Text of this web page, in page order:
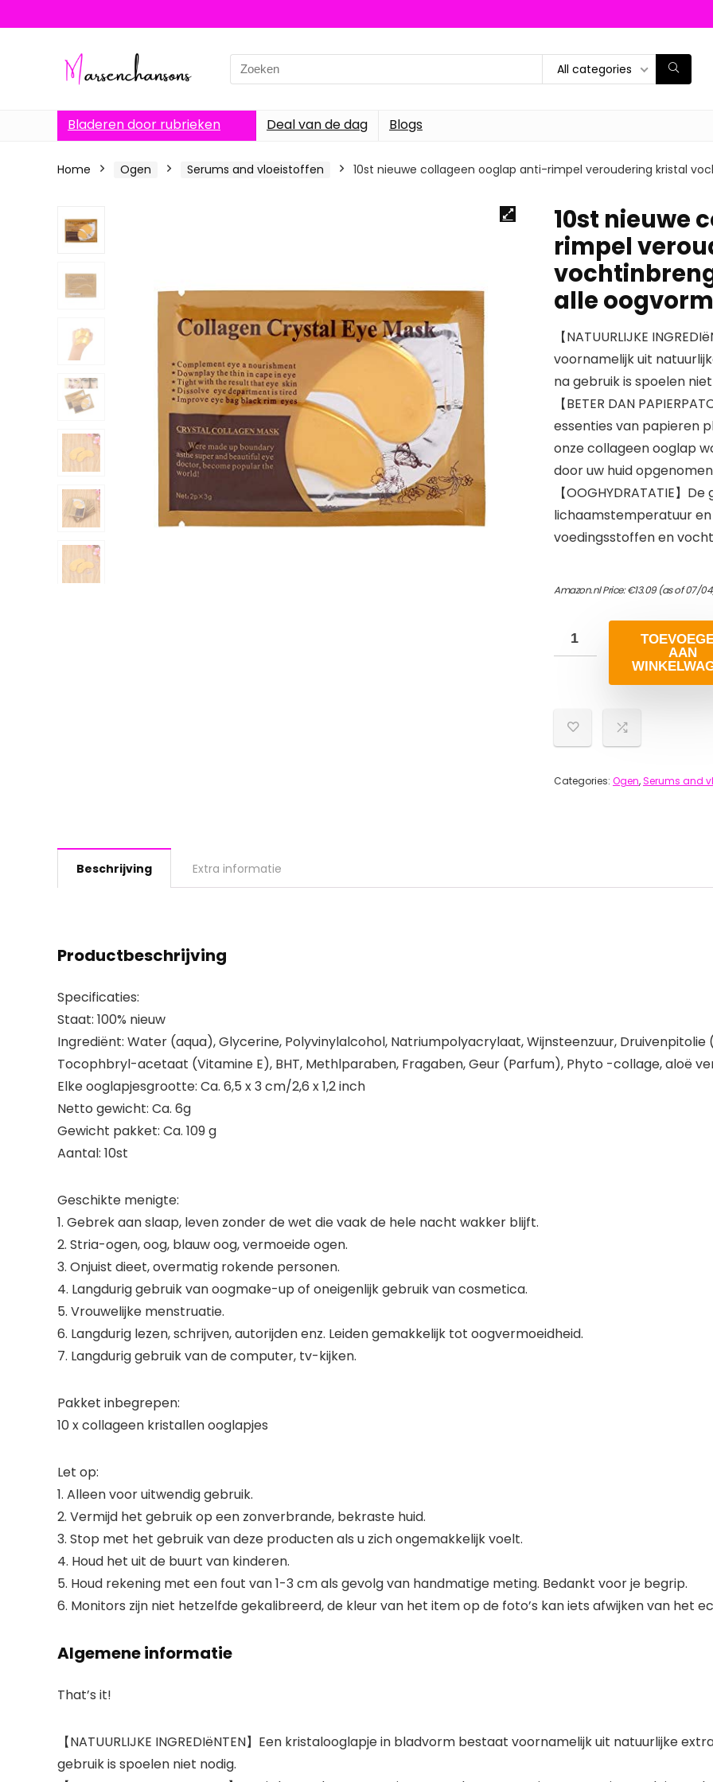
Search
for:
All categories
Bladeren door rubrieken Deal van de dag Blogs
Home Ogen Serums and vloeistoffen 10st nieuwe collageen ooglap anti-rimpel veroudering kristal
10st nieuwe
rimpel
alle
【NATUURLIJKE
voornamelijk uit
na gebruik is spoelen
【BETER DAN
essenties van papieren
onze collageen ooglap
door uw huid
【OOGHYDRATATIE】
lichaamstemperatuur en
voedingsstoffen en
Amazon.nl Price:€13.09(as of 07/04/
AAN
Categories: Ogen,Serums and
Beschrijving Extra informatie
Productbeschrijving
Specificaties:
Staat: 100% nieuw
Ingrediënt: Water (aqua), Glycerine, Polyvinylalcohol, Natriumpolyacrylaat, Wijnsteenzuur,
Tocophbryl-acetaat (Vitamine E), BHT, Methlparaben, Fragaben, Geur (Parfum), Phyto -collage, aloë
Elke ooglapjesgrootte: Ca. 6,5 x 3 cm/2,6 x 1,2 inch
Netto gewicht: Ca. 6g
Gewicht pakket: Ca. 109 g
Aantal: 10st
Geschikte menigte:
1. Gebrek aan slaap, leven zonder de wet die vaak de hele nacht wakker blijft.
2. Stria-ogen, oog, blauw oog, vermoeide ogen.
3. Onjuist dieet, overmatig rokende personen.
4. Langdurig gebruik van oogmake-up of oneigenlijk gebruik van cosmetica.
5. Vrouwelijke menstruatie.
6. Langdurig lezen, schrijven, autorijden enz. Leiden gemakkelijk tot oogvermoeidheid.
7. Langdurig gebruik van de computer, tv-kijken.
Pakket inbegrepen:
10 x collageen kristallen ooglapjes
Let op:
1. Alleen voor uitwendig gebruik.
2. Vermijd het gebruik op een zonverbrande, bekraste huid.
3. Stop met het gebruik van deze producten als u zich ongemakkelijk voelt.
4. Houd het uit de buurt van kinderen.
5. Houd rekening met een fout van 1-3 cm als gevolg van handmatige meting. Bedankt voor je begrip.
6. Monitors zijn niet hetzelfde gekalibreerd, de kleur van het item op de foto’s kan iets afwijken van het
Algemene informatie
That’s it!
【NATUURLIJKE INGREDIëNTEN】Een kristalooglapje in bladvorm bestaat voornamelijk uit natuurlijke
gebruik is spoelen niet nodig.